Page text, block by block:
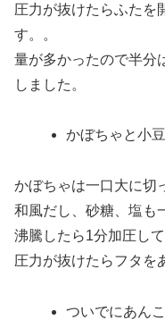
圧力が抜けたらふたを
す。。
量が多かったので半分
しました。
かぼちゃと小
かぼちゃは一口大に切
和風だし、砂糖、塩も
沸騰したら1分加圧して
圧力が抜けたらフタを
ついでにあん